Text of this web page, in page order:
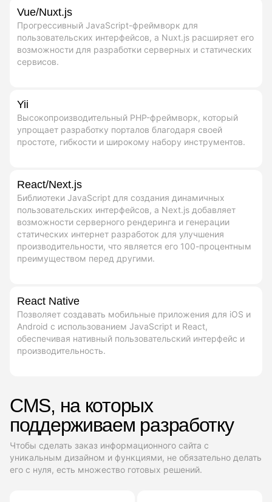
Vue/Nuxt.js
Прогрессивный JavaScript-фреймворк для
пользовательских интерфейсов, а Nuxt.js расширяет его
возможности для разработки серверных и статических
сервисов.
Yii
Высокопроизводительный PHP-фреймворк, который
упрощает разработку порталов благодаря своей
простоте, гибкости и широкому набору инструментов.
React/Next.js
Библиотеки JavaScript для создания динамичных
пользовательских интерфейсов, а Next.js добавляет
возможности серверного рендеринга и генерации
статических интернет разработок для улучшения
производительности, что является его 100-процентным
преимуществом перед другими.
React Native
Позволяет создавать мобильные приложения для iOS и
Android с использованием JavaScript и React,
обеспечивая нативный пользовательский интерфейс и
производительность.
CMS, на которых
поддерживаем разработку
Чтобы сделать заказ информационного сайта с
уникальным дизайном и функциями, не обязательно делать
его с нуля, есть множество готовых решений.